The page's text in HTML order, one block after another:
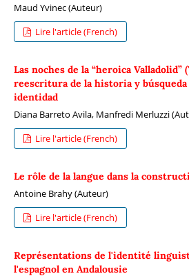
Maud Yvinec (Auteur)
Lire l'article (French)
Las noches de la “heroica Valladolid”
reescritura de la historia y búsqueda
identidad
Diana Barreto Avila, Manfredi Merluzzi
Lire l'article (French)
Le rôle de la langue dans la
Antoine Brahy (Auteur)
Lire l'article (French)
Représentations de l'identité
l'espagnol en Andalousie